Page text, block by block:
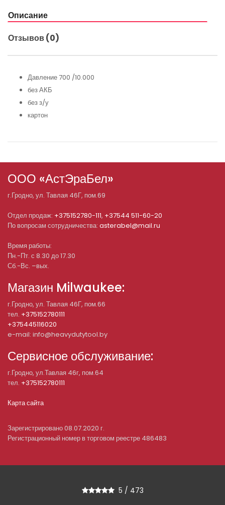
Описание
Отзывов (0)
Давление 700 /10.000
без АКБ
без з/у
картон
ООО «АстЭраБел»
г.Гродно, ул. Тавлая 46Г, пом.69
Отдел продаж: +375152780-111, +37544 511-60-20
По вопросам сотрудничества: asterabel@mail.ru
Время работы:
Пн.-Пт. с 8.30 до 17.30
Сб.-Вс. –вых.
Магазин Milwaukee:
г.Гродно, ул. Тавлая 46Г, пом.66
тел. +375152780111
+375445116020
e-mail: info@heavydutytool.by
Сервисное обслуживание:
г.Гродно, ул.Тавлая 46г, пом.64
тел. +375152780111
Карта сайта
Зарегистрировано 08.07.2020 г.
Регистрационный номер в торговом реестре 486483
5 / 473